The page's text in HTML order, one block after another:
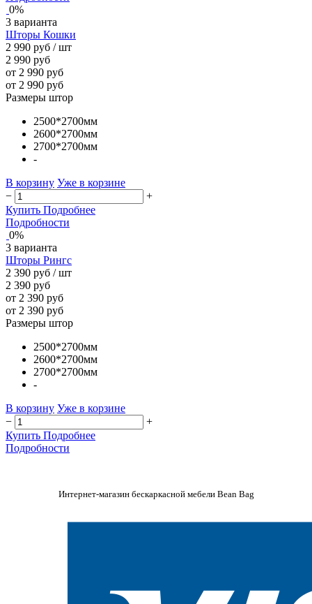
0%
3 варианта
Шторы Кошки
2 990 руб / шт
2 990 руб
от 2 990 руб
от 2 990 руб
Размеры штор
2500*2700мм
2600*2700мм
2700*2700мм
-
В корзину Уже в корзине
−
+
Купить Подробнее
Подробности
0%
3 варианта
Шторы Рингс
2 390 руб / шт
2 390 руб
от 2 390 руб
от 2 390 руб
Размеры штор
2500*2700мм
2600*2700мм
2700*2700мм
-
В корзину Уже в корзине
−
+
Купить Подробнее
Подробности
Интернет-магазин бескаркасной мебели Bean Bag